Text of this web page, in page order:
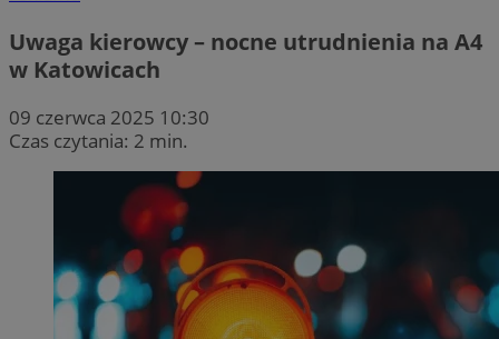
Uwaga kierowcy – nocne utrudnienia na A4
w Katowicach
09 czerwca 2025 10:30
Czas czytania: 2 min.